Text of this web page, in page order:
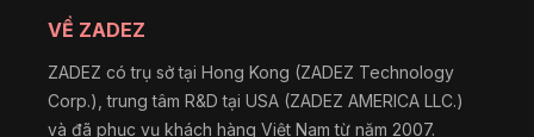
VỀ ZADEZ
ZADEZ có trụ sở tại Hong Kong (ZADEZ Technology
Corp.), trung tâm R&D tại USA (ZADEZ AMERICA LLC.)
và đã phục vụ khách hàng Việt Nam từ năm 2007.